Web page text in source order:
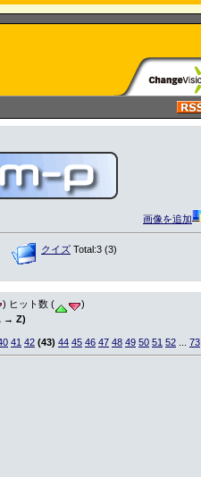
画像を追加
クイズ Total:3 (3)
) ヒット数 (
)
→ Z)
41 42 (43) 44 45 46 47 48 49 50 51 52 73